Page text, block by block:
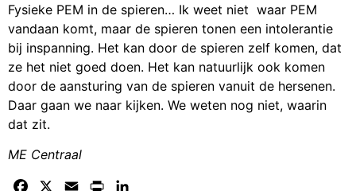
Fysieke PEM in de spieren… Ik weet niet waar PEM
vandaan komt, maar de spieren tonen een intolerantie
bij inspanning. Het kan door de spieren zelf komen, dat
ze het niet goed doen. Het kan natuurlijk ook komen
door de aansturing van de spieren vanuit de hersenen.
Daar gaan we naar kijken. We weten nog niet, waarin
dat zit.
ME Centraal
Facebook Email Print